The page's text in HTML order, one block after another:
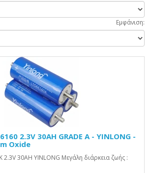
Εμφάνιση:
2.3V 30AH GRADE A - YINLONG -
Oxide
2.3V 30AH YINLONG Μεγάλη διάρκεια ζωής :